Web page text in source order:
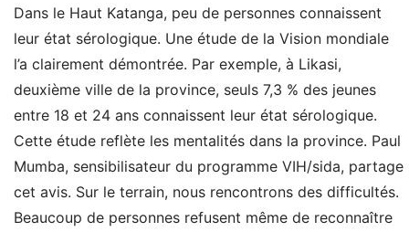
Dans le Haut Katanga, peu de personnes connaissent
leur état sérologique. Une étude de la Vision mondiale
l’a clairement démontrée. Par exemple, à Likasi,
deuxième ville de la province, seuls 7,3 % des jeunes
entre 18 et 24 ans connaissent leur état sérologique.
Cette étude reflète les mentalités dans la province. Paul
Mumba, sensibilisateur du programme VIH/sida, partage
cet avis. Sur le terrain, nous rencontrons des difficultés.
Beaucoup de personnes refusent même de reconnaître